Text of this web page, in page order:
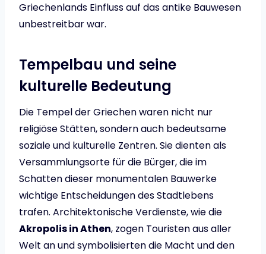
Griechenlands Einfluss auf das antike Bauwesen
unbestreitbar war.
Tempelbau und seine
kulturelle Bedeutung
Die Tempel der Griechen waren nicht nur
religiöse Stätten, sondern auch bedeutsame
soziale und kulturelle Zentren. Sie dienten als
Versammlungsorte für die Bürger, die im
Schatten dieser monumentalen Bauwerke
wichtige Entscheidungen des Stadtlebens
trafen. Architektonische Verdienste, wie die
Akropolis in Athen, zogen Touristen aus aller
Welt an und symbolisierten die Macht und den